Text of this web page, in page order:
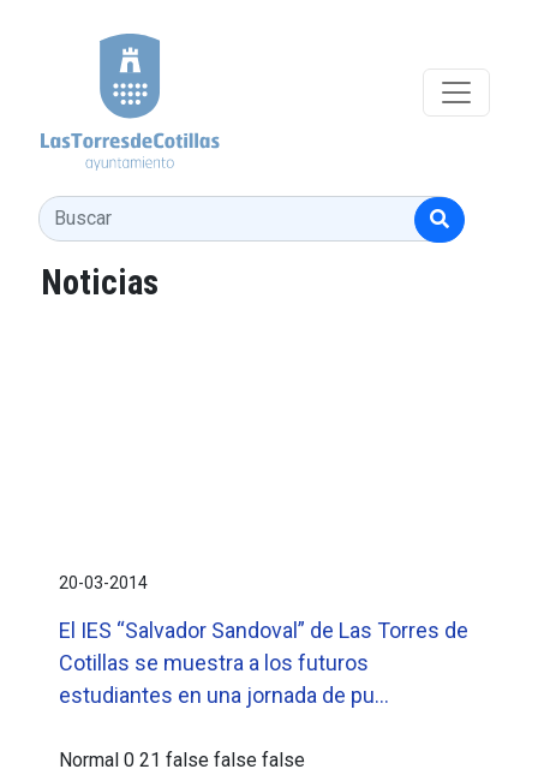
Buscar
Noticias
20-03-2014
El IES “Salvador Sandoval” de Las Torres de
Cotillas se muestra a los futuros
estudiantes en una jornada de pu...
Normal 0 21 false false false